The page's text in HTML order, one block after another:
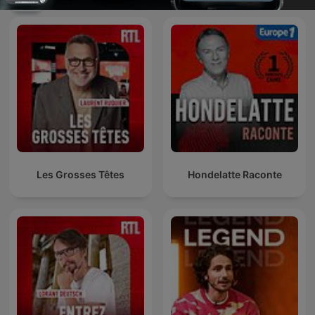
Les Grosses Têtes Hondelatte Raconte